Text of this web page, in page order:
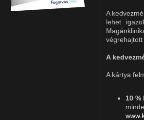
A
lehet
A
A kártya
10 %